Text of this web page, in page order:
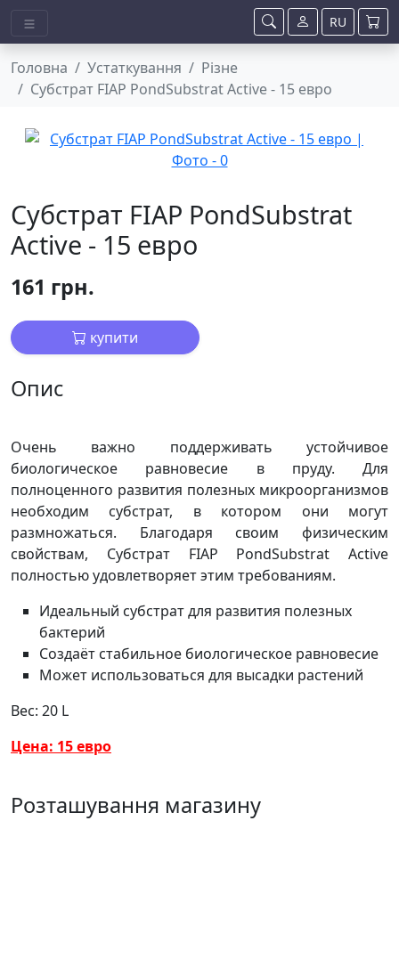
Головна Устаткування
Різне
Субстрат FIAP PondSubstrat Active - 15 евро
Субстрат FIAP PondSubstrat
Active - 15 евро
161 грн.
купити
Опис
Очень важно поддерживать устойчивое
биологическое равновесие в пруду. Для
полноценного развития полезных микроорганизмов
необходим субстрат, в котором они могут
размножаться. Благодаря своим физическим
свойствам, Субстрат FIAP PondSubstrat Active
полностью удовлетворяет этим требованиям.
Идеальный субстрат для развития полезных
бактерий
Создаёт стабильное биологическое равновесие
Может использоваться для высадки растений
Вес: 20 L
Цена: 15 евро
Розташування магазину
RU